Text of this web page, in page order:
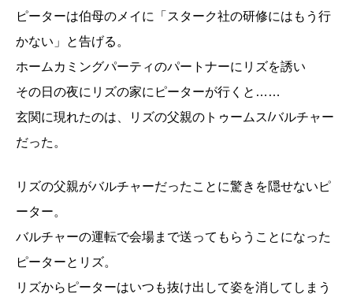
ピーターは伯母のメイに「スターク社の研修にはもう行
かない」と告げる。
ホームカミングパーティのパートナーにリズを誘い
その日の夜にリズの家にピーターが行くと……
玄関に現れたのは、リズの父親のトゥームス/バルチャー
だった。
リズの父親がバルチャーだったことに驚きを隠せないピ
ーター。
バルチャーの運転で会場まで送ってもらうことになった
ピーターとリズ。
リズからピーターはいつも抜け出して姿を消してしまう